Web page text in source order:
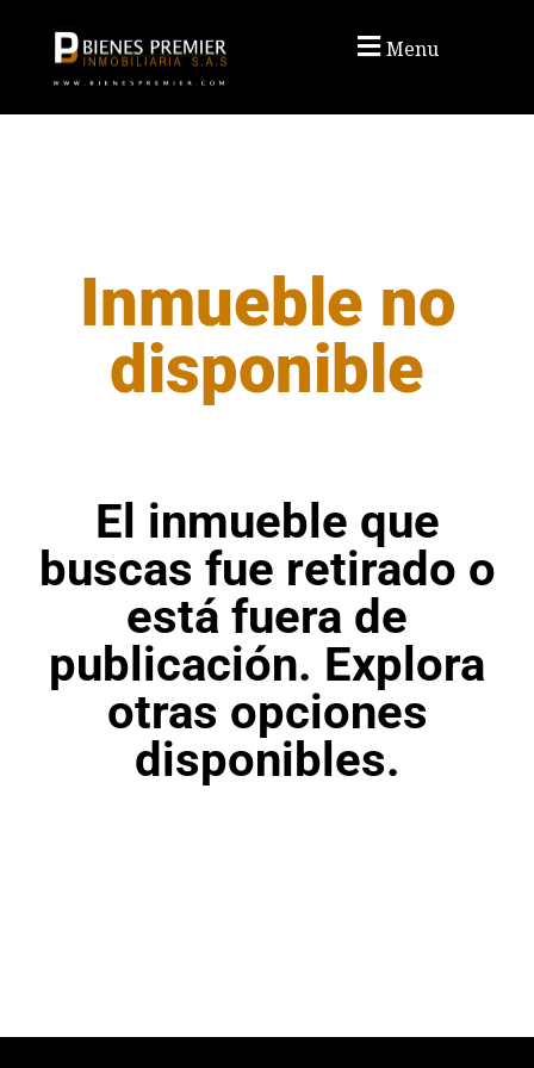
Menu
Inmueble no
disponible
El inmueble que
buscas fue retirado o
está fuera de
publicación. Explora
otras opciones
disponibles.